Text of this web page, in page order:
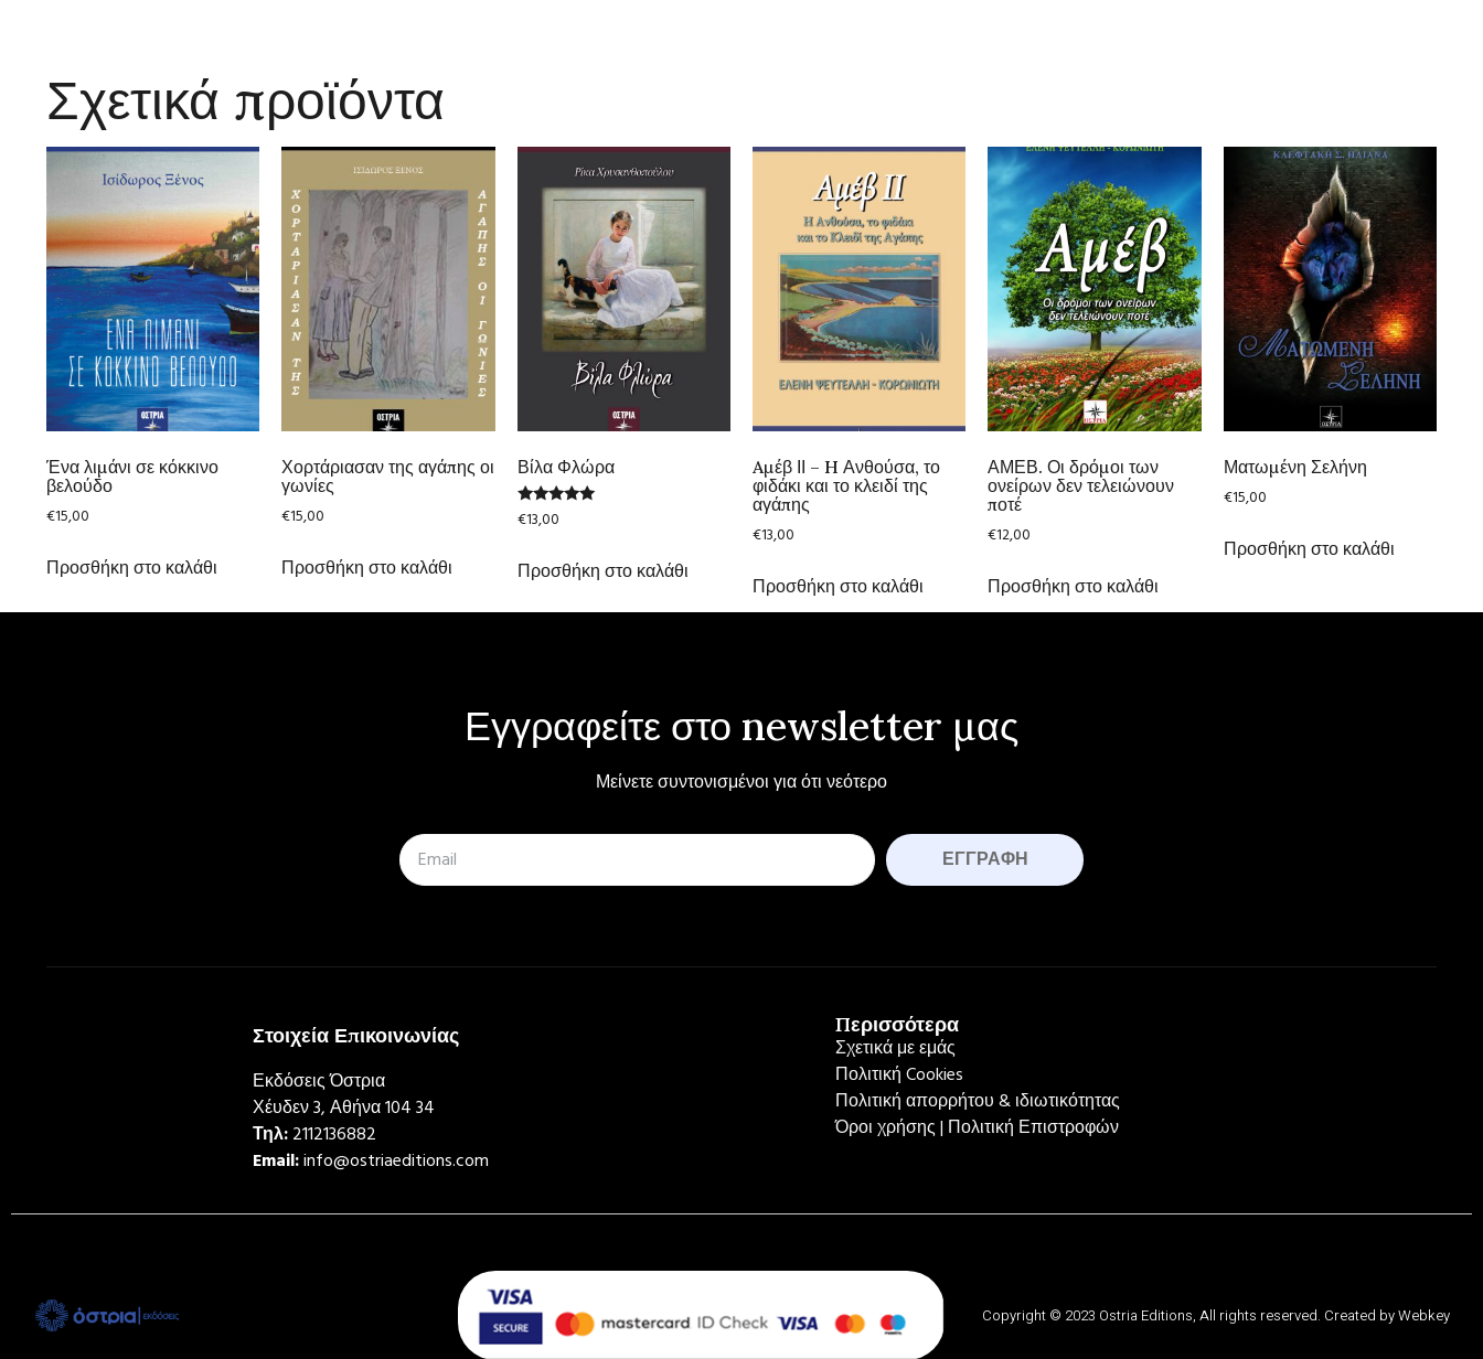
Σχετικά προϊόντα
Ένα λιμάνι σε κόκκινο
βελούδο
€15,00
Προσθήκη στο καλάθι
Χορτάριασαν της αγάπης οι
γωνίες
€15,00
Προσθήκη στο καλάθι
Βίλα Φλώρα
Βαθμολογήθηκε
με
€13,00
Προσθήκη στο καλάθι
Aμέβ ΙΙ – H Ανθούσα, το
φιδάκι και το κλειδί της
αγάπης
€13,00
Προσθήκη στο καλάθι
ΑΜΕΒ. Οι δρόμοι των
ονείρων δεν τελειώνουν
ποτέ
€12,00
Προσθήκη στο καλάθι
Ματωμένη Σελήνη
€15,00
Προσθήκη στο καλάθι
Εγγραφείτε στο newsletter μας
Μείνετε συντονισμένοι για ότι νεότερο
ΕΓΓΡΑΦΉ
Στοιχεία Επικοινωνίας
Εκδόσεις Όστρια
Χέυδεν 3, Αθήνα 104 34
Τηλ:2112136882
Email:info@ostriaeditions.com
Περισσότερα
Σχετικά με εμάς
Πολιτική Cookies
Πολιτική απορρήτου & ιδιωτικότητας
Όροι χρήσης | Πολιτική Επιστροφών
Copyright © 2023 Ostria Editions, All rights reserved. Created byWebkey